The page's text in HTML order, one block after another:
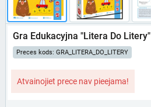
Gra Edukacyjna "Litera Do Litery"
Preces kods: GRA_LITERA_DO_LITERY
Atvainojiet prece nav pieejama!